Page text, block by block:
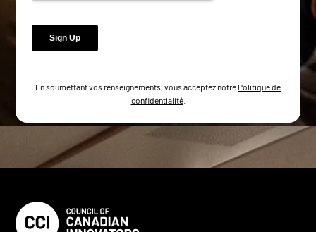
En soumettant vos renseignements, vous acceptez notre Politique de
confidentialité.